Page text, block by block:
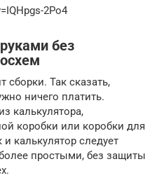
2Po4
без
сборки. Так сказать,
ничего платить.
калькулятора,
коробки или коробки для
калькулятор следует
простыми, без защиты